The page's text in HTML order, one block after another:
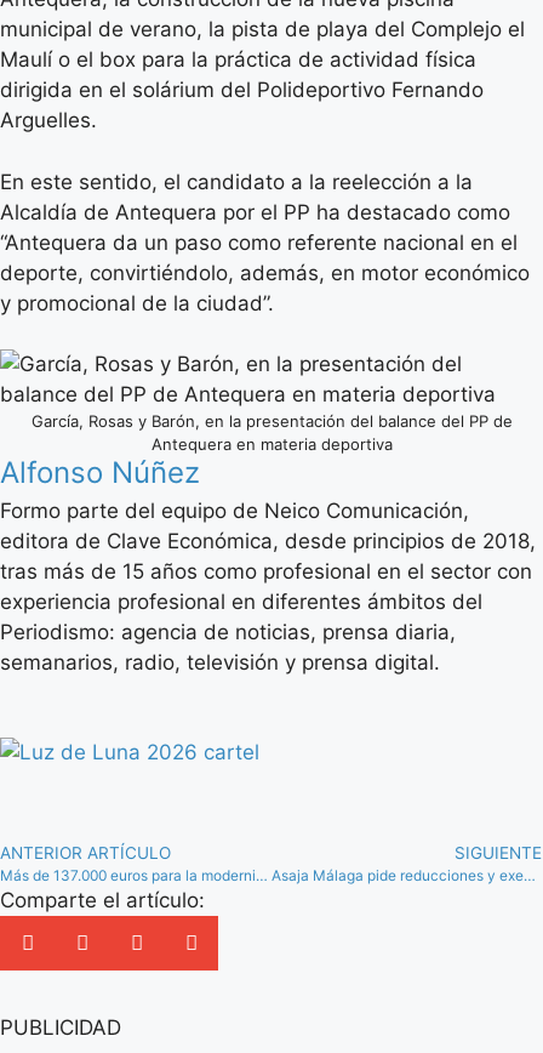
municipal de verano, la pista de playa del Complejo el
Maulí o el box para la práctica de actividad física
dirigida en el solárium del Polideportivo Fernando
Arguelles.
En este sentido, el candidato a la reelección a la
Alcaldía de Antequera por el PP ha destacado como
“Antequera da un paso como referente nacional en el
deporte, convirtiéndolo, además, en motor económico
y promocional de la ciudad”.
García, Rosas y Barón, en la presentación del balance del PP de
Antequera en materia deportiva
Alfonso Núñez
Formo parte del equipo de Neico Comunicación,
editora de Clave Económica, desde principios de 2018,
tras más de 15 años como profesional en el sector con
experiencia profesional en diferentes ámbitos del
Periodismo: agencia de noticias, prensa diaria,
semanarios, radio, televisión y prensa digital.
ANTERIOR ARTÍCULO
Más de 137.000 euros para la modernización del Parque Mataró de Sierra de Yeguas
SIGUIENTE
Asaja Málaga pide reducciones y exenciones fiscales para compensar la situación de sequía
Comparte el artículo:
PUBLICIDAD